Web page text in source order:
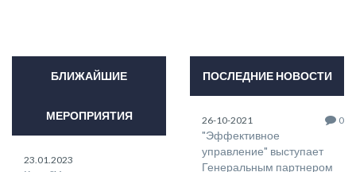
БЛИЖАЙШИЕ
МЕРОПРИЯТИЯ
23.01.2023
ПОСЛЕДНИЕ НОВОСТИ
26-10-2021 0
"Эффективное
управление" выступает
Генеральным партнером